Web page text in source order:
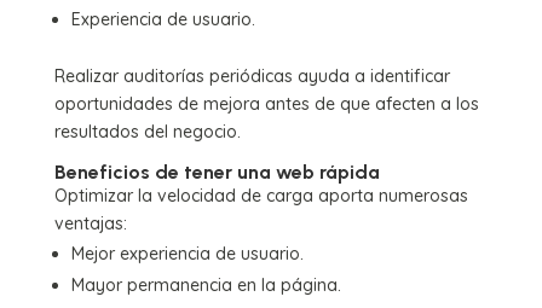
Experiencia de usuario.
Realizar auditorías periódicas ayuda a identificar
oportunidades de mejora antes de que afecten a los
resultados del negocio.
Beneficios de tener una web rápida
Optimizar la velocidad de carga aporta numerosas
ventajas:
Mejor experiencia de usuario.
Mayor permanencia en la página.